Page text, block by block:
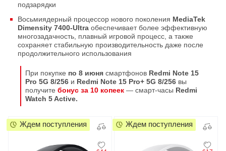
подзарядки
Восьмиядерный процессор нового поколения MediaTek
Dimensity 7400-Ultra обеспечивает более эффективную
многозадачность, плавный игровой процесс, а также
сохраняет стабильную производительность даже после
продолжительного использования
При покупке по 8 июня смартфонов Redmi Note 15
Pro 5G 8/256 и Redmi Note 15 Pro+ 5G 8/256 вы
получите бонус за 10 копеек — смарт-часы Redmi
Watch 5 Active.
Ждем поступления Ждем поступления